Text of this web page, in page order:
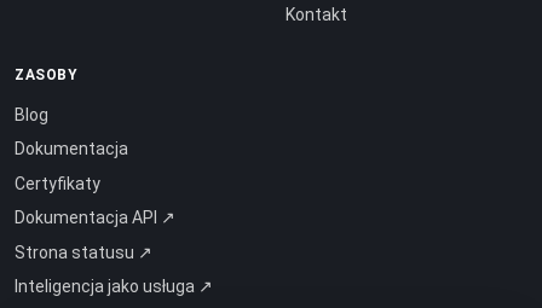
Kontakt
ZASOBY
Blog
Dokumentacja
Certyfikaty
Dokumentacja API ↗
Strona statusu ↗
Inteligencja jako usługa ↗